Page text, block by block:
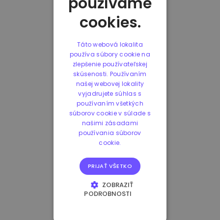
cookies.
Táto webová lokalita
používa súbory cookie na
zlepšenie používateľskej
skúsenosti. Používaním
našej webovej lokality
vyjadrujete súhlas s
používaním všetkých
súborov cookie v súlade s
našimi zásadami
používania súborov
cookie.
PRIJAŤ VŠETKO
ZOBRAZIŤ
PODROBNOSTI